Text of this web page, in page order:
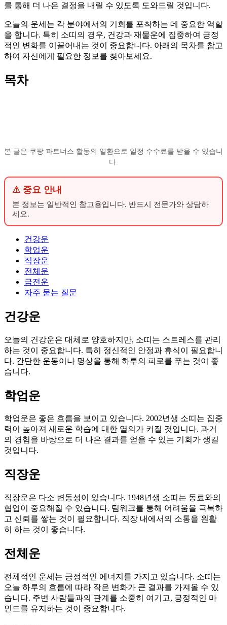
를 통해 더 나은 결정을 내릴 수 있도록 도와드릴 것입니다.
오늘의 운세는 각 분야에서의 기회를 포착하는 데 중요한 역할
을 합니다. 특히 소띠의 경우, 건강과 재물운에 집중하여 긍정
적인 변화를 이끌어내는 것이 중요합니다. 아래의 목차를 참고
하여 자신에게 필요한 정보를 찾아보세요.
목차
본 글은 쿠팡 파트너스 활동의 일환으로 일정 수수료를 받을 수 있습니
다.
⚠ 중요 안내
본 정보는 일반적인 참고용입니다. 반드시 전문가와 상담하
세요.
건강운
학업운
직장운
전체운
금전운
자주 묻는 질문
건강운
오늘의 건강운은 대체로 양호하지만, 소띠는 스트레스를 관리
하는 것이 중요합니다. 특히 정신적인 안정과 휴식이 필요합니
다. 간단한 운동이나 명상을 통해 하루의 피로를 푸는 것이 좋
습니다.
학업운
학업운은 좋은 흐름을 보이고 있습니다. 2002년생 소띠는 집중
력이 높아져 새로운 학습에 대한 열의가 커질 것입니다. 과거
의 경험을 바탕으로 더 나은 결과를 얻을 수 있는 기회가 생길
것입니다.
직장운
직장운은 다소 변동성이 있습니다. 1948년생 소띠는 동료와의
협업이 중요해질 수 있습니다. 팀워크를 통해 어려움을 극복하
고 신뢰를 쌓는 것이 필요합니다. 직장 내에서의 소통을 원활
히 하는 것이 좋습니다.
전체운
전체적인 운세는 긍정적인 에너지를 가지고 있습니다. 소띠는
오늘 하루의 흐름에 따라 작은 변화가 큰 결과를 가져올 수 있
습니다. 주변 사람들과의 관계를 소중히 여기고, 긍정적인 마
인드를 유지하는 것이 중요합니다.